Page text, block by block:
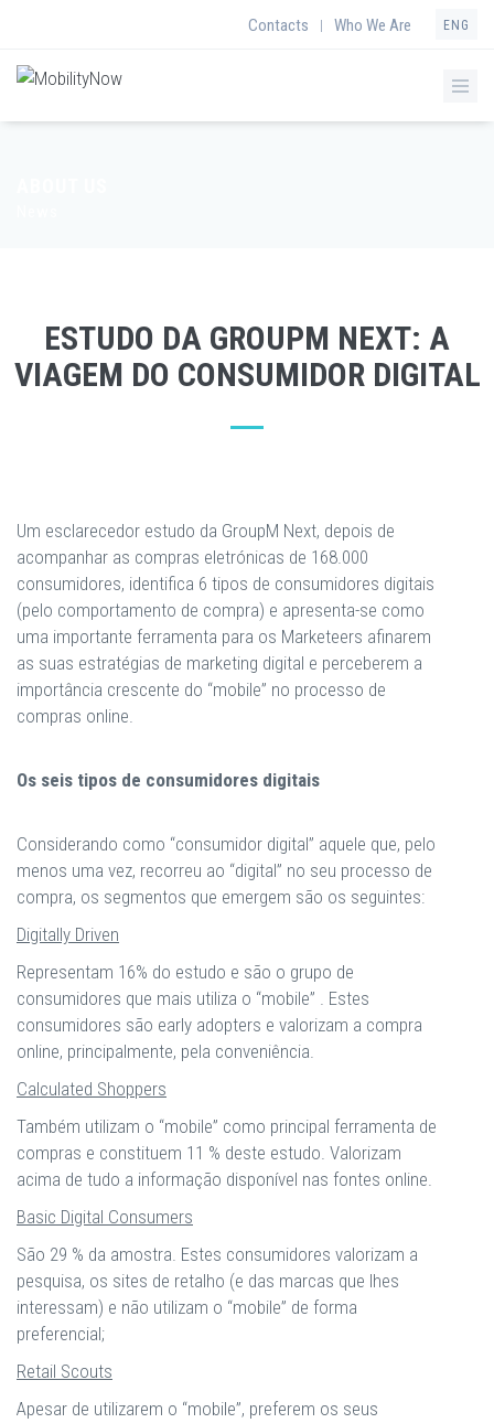
Contacts | Who We Are ENG
ESTUDO DA GROUPM NEXT: A
VIAGEM DO CONSUMIDOR DIGITAL
Um esclarecedor estudo da GroupM Next, depois de
acompanhar as compras eletrónicas de 168.000
consumidores, identifica 6 tipos de consumidores digitais
(pelo comportamento de compra) e apresenta-se como
uma importante ferramenta para os Marketeers afinarem
as suas estratégias de marketing digital e perceberem a
importância crescente do “mobile” no processo de
compras online.
Os seis tipos de consumidores digitais
Considerando como “consumidor digital” aquele que, pelo
menos uma vez, recorreu ao “digital” no seu processo de
compra, os segmentos que emergem são os seguintes:
Digitally Driven
Representam 16% do estudo e são o grupo de
consumidores que mais utiliza o “mobile” . Estes
consumidores são early adopters e valorizam a compra
online, principalmente, pela conveniência.
Calculated Shoppers
Também utilizam o “mobile” como principal ferramenta de
compras e constituem 11 % deste estudo. Valorizam
acima de tudo a informação disponível nas fontes online.
Basic Digital Consumers
São 29 % da amostra. Estes consumidores valorizam a
pesquisa, os sites de retalho (e das marcas que lhes
interessam) e não utilizam o “mobile” de forma
preferencial;
Retail Scouts
Apesar de utilizarem o “mobile”, preferem os seus